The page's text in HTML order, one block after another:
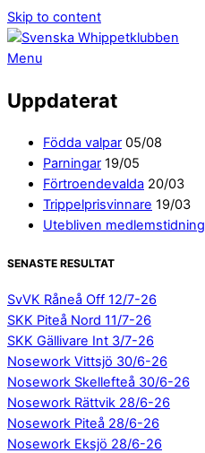
Skip to content
Menu
Uppdaterat
Födda valpar 05/08
Parningar 19/05
Förtroendevalda 20/03
Trippelprisvinnare 19/03
Utebliven medlemstidning
SENASTE RESULTAT
SvVK Råneå Off 12/7-26
SKK Piteå Nord 11/7-26
SKK Gällivare Int 3/7-26
Nosework Vittsjö 30/6-26
Nosework Skellefteå 30/6-26
Nosework Rättvik 28/6-26
Nosework Piteå 28/6-26
Nosework Eksjö 28/6-26